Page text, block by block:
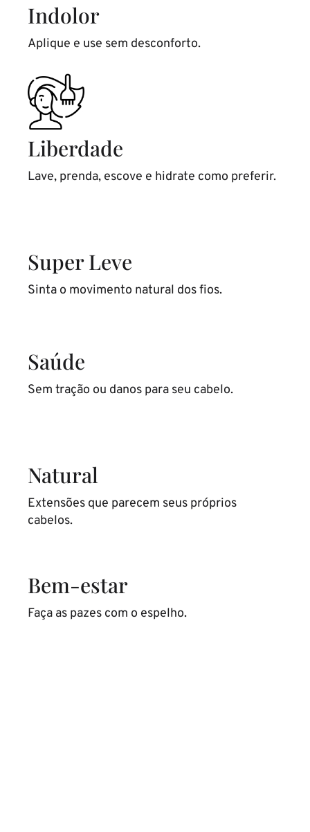
Indolor
Aplique e use sem desconforto.
Liberdade
Lave, prenda, escove e hidrate como preferir.
Super Leve
Sinta o movimento natural dos fios.
Saúde
Sem tração ou danos para seu cabelo.
Natural
Extensões que parecem seus próprios
cabelos.
Bem-estar
Faça as pazes com o espelho.